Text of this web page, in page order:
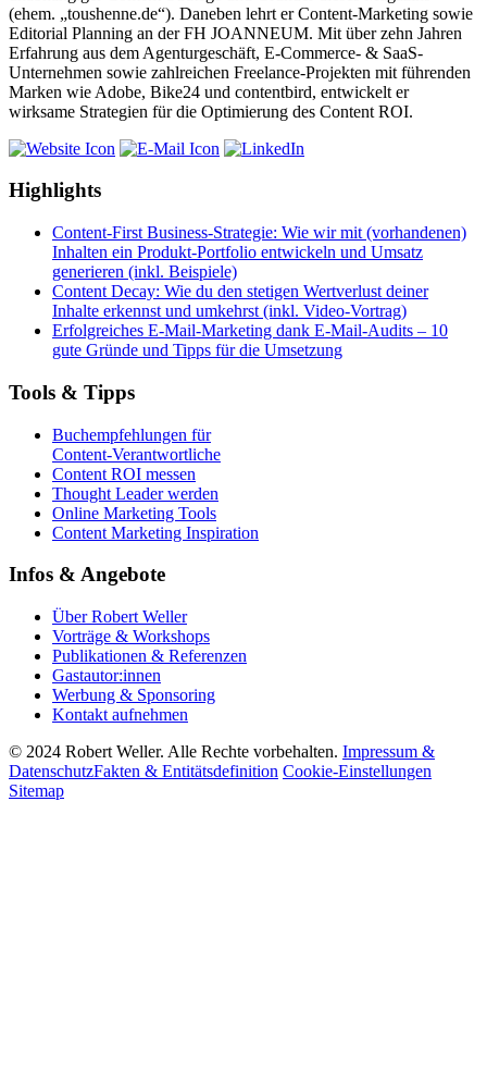
(ehem. „toushenne.de“). Daneben lehrt er Content-Marketing sowie
Editorial Planning an der FH JOANNEUM. Mit über zehn Jahren
Erfahrung aus dem Agenturgeschäft, E-Commerce- & SaaS-
Unternehmen sowie zahlreichen Freelance-Projekten mit führenden
Marken wie Adobe, Bike24 und contentbird, entwickelt er
wirksame Strategien für die Optimierung des Content ROI.
Highlights
Content-First Business-Strategie: Wie wir mit (vorhandenen)
Inhalten ein Produkt-Portfolio entwickeln und Umsatz
generieren (inkl. Beispiele)
Content Decay: Wie du den stetigen Wertverlust deiner
Inhalte erkennst und umkehrst (inkl. Video-Vortrag)
Erfolgreiches E-Mail-Marketing dank E-Mail-Audits – 10
gute Gründe und Tipps für die Umsetzung
Tools & Tipps
Buchempfehlungen für
Content-Verantwortliche
Content ROI messen
Thought Leader werden
Online Marketing Tools
Content Marketing Inspiration
Infos & Angebote
Über Robert Weller
Vorträge & Workshops
Publikationen & Referenzen
Gastautor:innen
Werbung & Sponsoring
Kontakt aufnehmen
© 2024 Robert Weller. Alle Rechte vorbehalten. Impressum &
DatenschutzFakten & Entitätsdefinition Cookie-Einstellungen
Sitemap